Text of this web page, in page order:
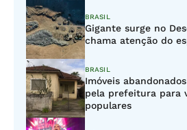
BRASIL
Gigante surge no
chama atenção do
BRASIL
Imóveis
pela prefeitura para
populares